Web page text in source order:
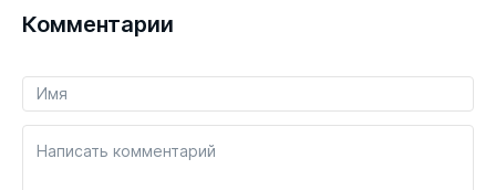
Комментарии
Написать комментарий